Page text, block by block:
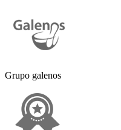
Grupo galenos